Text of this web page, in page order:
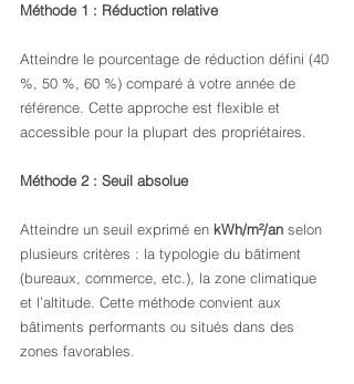
Méthode 1 : Réduction relative
Atteindre le pourcentage de réduction défini (40
%, 50 %, 60 %) comparé à votre année de
référence. Cette approche est flexible et
accessible pour la plupart des propriétaires.
Méthode 2 : Seuil absolue
Atteindre un seuil exprimé en kWh/m²/an selon
plusieurs critères : la typologie du bâtiment
(bureaux, commerce, etc.), la zone climatique
et l’altitude. Cette méthode convient aux
bâtiments performants ou situés dans des
zones favorables.